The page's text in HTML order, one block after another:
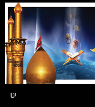
نهنأ المتابعين لموفع النور بوصول المشاهدات الى